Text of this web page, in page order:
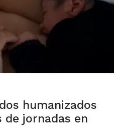
humanizados
de jornadas en